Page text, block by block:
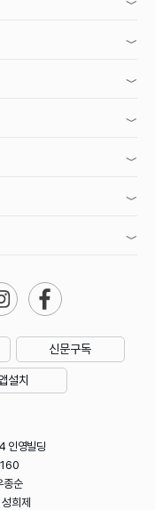
신문구독
설치
인영빌딩
종순
희제